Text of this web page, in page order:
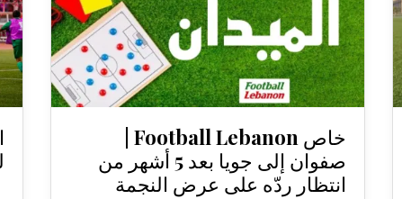
صفوان إلى جويا بعد 5 أشهر من
انتظار ردّه على عرض النجمة